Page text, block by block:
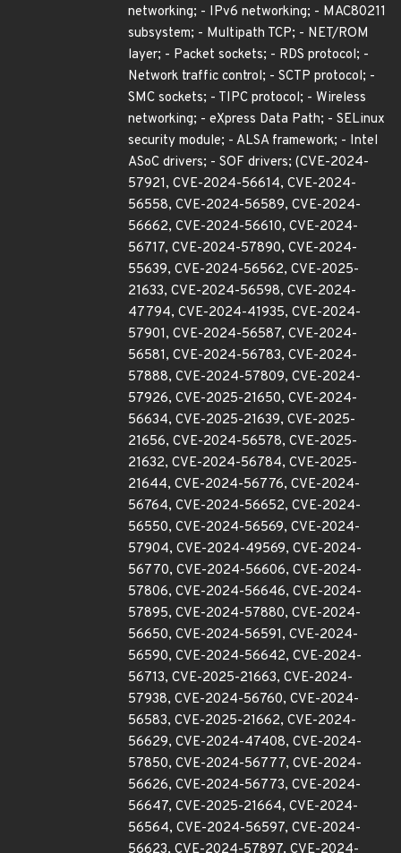
networking; - IPv6 networking; - MAC80211
subsystem; - Multipath TCP; - NET/ROM
layer; - Packet sockets; - RDS protocol; -
Network traffic control; - SCTP protocol; -
SMC sockets; - TIPC protocol; - Wireless
networking; - eXpress Data Path; - SELinux
security module; - ALSA framework; - Intel
ASoC drivers; - SOF drivers; (CVE-2024-
57921, CVE-2024-56614, CVE-2024-
56558, CVE-2024-56589, CVE-2024-
56662, CVE-2024-56610, CVE-2024-
56717, CVE-2024-57890, CVE-2024-
55639, CVE-2024-56562, CVE-2025-
21633, CVE-2024-56598, CVE-2024-
47794, CVE-2024-41935, CVE-2024-
57901, CVE-2024-56587, CVE-2024-
56581, CVE-2024-56783, CVE-2024-
57888, CVE-2024-57809, CVE-2024-
57926, CVE-2025-21650, CVE-2024-
56634, CVE-2025-21639, CVE-2025-
21656, CVE-2024-56578, CVE-2025-
21632, CVE-2024-56784, CVE-2025-
21644, CVE-2024-56776, CVE-2024-
56764, CVE-2024-56652, CVE-2024-
56550, CVE-2024-56569, CVE-2024-
57904, CVE-2024-49569, CVE-2024-
56770, CVE-2024-56606, CVE-2024-
57806, CVE-2024-56646, CVE-2024-
57895, CVE-2024-57880, CVE-2024-
56650, CVE-2024-56591, CVE-2024-
56590, CVE-2024-56642, CVE-2024-
56713, CVE-2025-21663, CVE-2024-
57938, CVE-2024-56760, CVE-2024-
56583, CVE-2025-21662, CVE-2024-
56629, CVE-2024-47408, CVE-2024-
57850, CVE-2024-56777, CVE-2024-
56626, CVE-2024-56773, CVE-2024-
56647, CVE-2025-21664, CVE-2024-
56564, CVE-2024-56597, CVE-2024-